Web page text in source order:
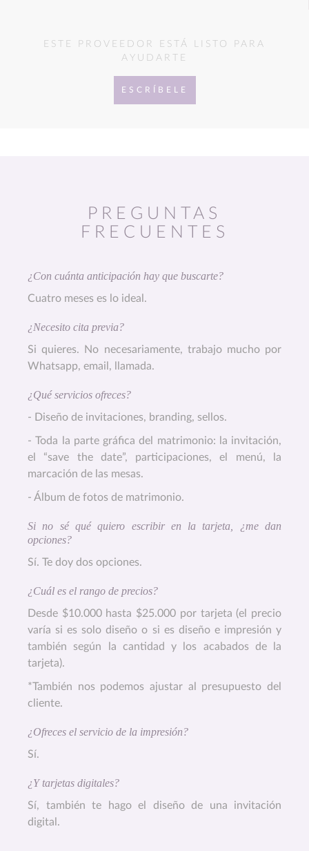
ESTE PROVEEDOR ESTÁ LISTO PARA
AYUDARTE
ESCRÍBELE
PREGUNTAS
FRECUENTES
¿Con cuánta anticipación hay que buscarte?
Cuatro meses es lo ideal.
¿Necesito cita previa?
Si quieres. No necesariamente, trabajo mucho por
Whatsapp, email, llamada.
¿Qué servicios ofreces?
- Diseño de invitaciones, branding, sellos.
- Toda la parte gráfica del matrimonio: la invitación,
el “save the date”, participaciones, el menú, la
marcación de las mesas.
- Álbum de fotos de matrimonio.
Si no sé qué quiero escribir en la tarjeta, ¿me dan
opciones?
Sí. Te doy dos opciones.
¿Cuál es el rango de precios?
Desde $10.000 hasta $25.000 por tarjeta (el precio
varía si es solo diseño o si es diseño e impresión y
también según la cantidad y los acabados de la
tarjeta).
*También nos podemos ajustar al presupuesto del
cliente.
¿Ofreces el servicio de la impresión?
Sí.
¿Y tarjetas digitales?
Sí, también te hago el diseño de una invitación
digital.